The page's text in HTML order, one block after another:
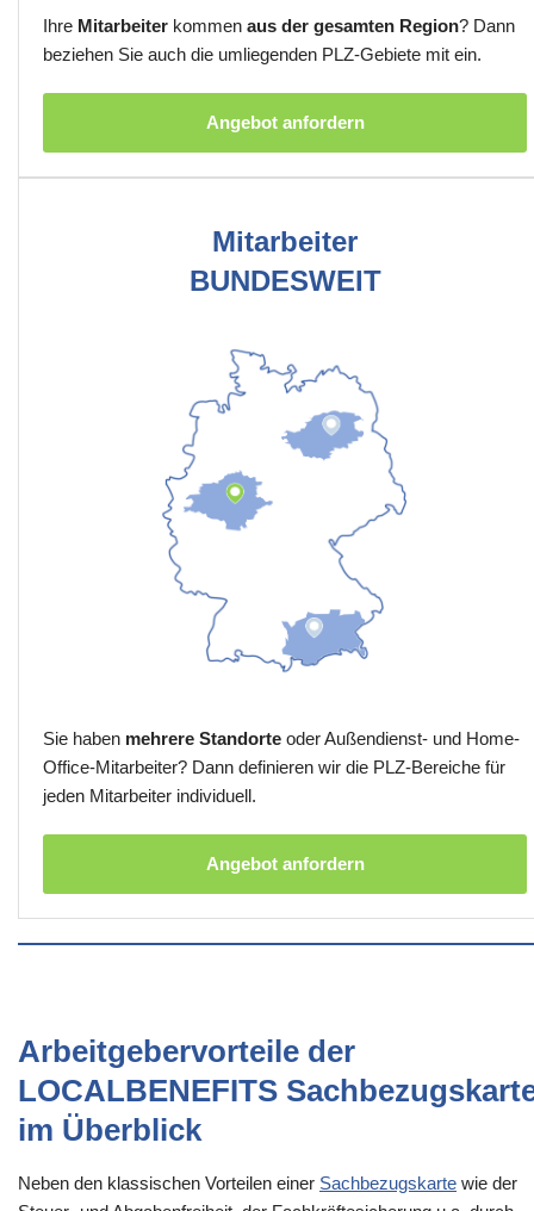
Ihre Mitarbeiter kommen aus der gesamten Region? Dann
beziehen Sie auch die umliegenden PLZ-Gebiete mit ein.
Angebot anfordern
Mitarbeiter
BUNDESWEIT
Sie haben mehrere Standorte oder Außendienst- und Home-
Office-Mitarbeiter? Dann definieren wir die PLZ-Bereiche für
jeden Mitarbeiter individuell.
Angebot anfordern
Arbeitgebervorteile der
LOCALBENEFITS
im Überblick
Neben den klassischen Vorteilen einer Sachbezugskarte wie der